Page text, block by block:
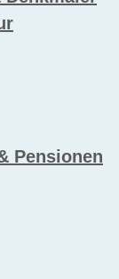
Pensionen